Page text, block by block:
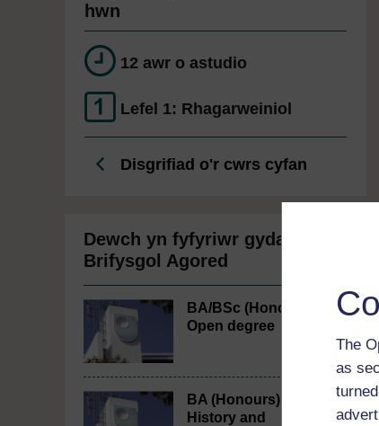
The
as
hwn
12 awr o astudio
Lefel 1: Rhagarweiniol
Disgrifiad o'r cwrs cyfan
Dewch yn fyfyriwr gyda’r
Brifysgol Agored
BA/BSc (Honours)
Open degree
BA (Honours)
History and